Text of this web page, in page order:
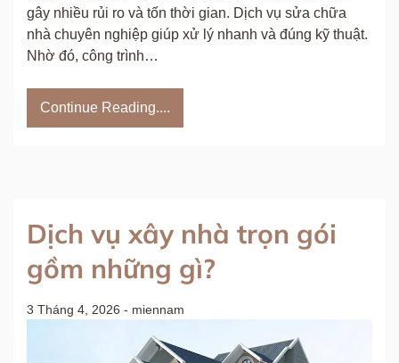
gây nhiều rủi ro và tốn thời gian. Dịch vụ sửa chữa
nhà chuyên nghiệp giúp xử lý nhanh và đúng kỹ thuật.
Nhờ đó, công trình…
Continue Reading....
Dịch vụ xây nhà trọn gói
gồm những gì?
3 Tháng 4, 2026 - miennam